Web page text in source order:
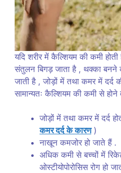
यदि शरीर में कैल्शियम की कमी
संतुलन बिगड़ जाता है , थक्का बनने
जाती है , जोड़ों में तथा कमर में दर्द
सामान्यतः कैल्शियम की कमी से होने
जोड़ों में तथा कमर में दर्द
कमर दर्द के कारण)
नाखून कमजोर हो जाते हैं .
अधिक कमी से बच्चों में
ओस्टीयोपोरोसिस रोग हो